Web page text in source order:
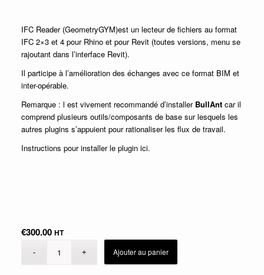
IFC Reader (GeometryGYM)est un lecteur de fichiers au format
IFC 2×3 et 4 pour Rhino et pour Revit (toutes versions, menu se
rajoutant dans l’interface Revit).
Il participe à l’amélioration des échanges avec ce format BIM et
inter-opérable.
Remarque : l est vivement recommandé d’installer BullAnt car il
comprend plusieurs outils/composants de base sur lesquels les
autres plugins s’appuient pour rationaliser les flux de travail.
Instructions pour installer le plugin ici.
€300.00 HT
Ajouter au panier